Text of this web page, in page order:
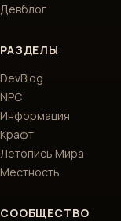
Девблог
РАЗДЕЛЫ
DevBlog
NPC
Информация
Крафт
Летопись Мира
Местность
СООБЩЕСТВО